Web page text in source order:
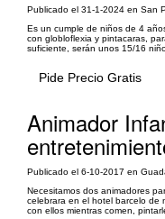
Publicado el 31-1-2024 en San
Es un cumple de niños de 4
con globloflexia y pintacaras,
suficiente, serán unos 15/16
Pide Precio Gratis
Animador
Publicado el 6-10-2017 en
Necesitamos dos animadores
celebrara en el hotel barcelo de
con ellos mientras comen,